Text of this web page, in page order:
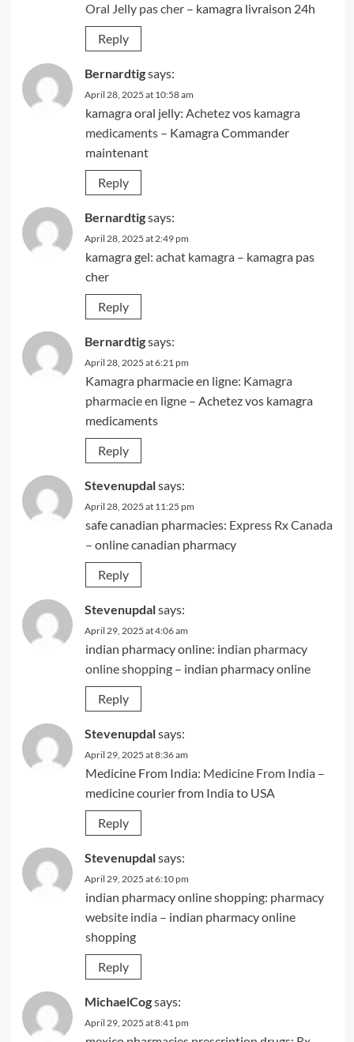
Oral Jelly pas cher– kamagra livraison 24h
Reply
Bernardtigsays:
April 28, 2025 at 10:58 am
kamagra oral jelly: Achetez vos kamagra
medicaments– Kamagra Commander
maintenant
Reply
Bernardtigsays:
April 28, 2025 at 2:49 pm
kamagra gel: achat kamagra– kamagra pas
cher
Reply
Bernardtigsays:
April 28, 2025 at 6:21 pm
Kamagra pharmacie en ligne: Kamagra
pharmacie en ligne– Achetez vos kamagra
medicaments
Reply
Stevenupdalsays:
April 28, 2025 at 11:25 pm
safe canadian pharmacies: Express Rx Canada
– online canadian pharmacy
Reply
Stevenupdalsays:
April 29, 2025 at 4:06 am
indian pharmacy online: indian pharmacy
online shopping– indian pharmacy online
Reply
Stevenupdalsays:
April 29, 2025 at 8:36 am
Medicine From India: Medicine From India–
medicine courier from India to USA
Reply
Stevenupdalsays:
April 29, 2025 at 6:10 pm
indian pharmacy online shopping: pharmacy
website india– indian pharmacy online
shopping
Reply
MichaelCogsays:
April 29, 2025 at 8:41 pm